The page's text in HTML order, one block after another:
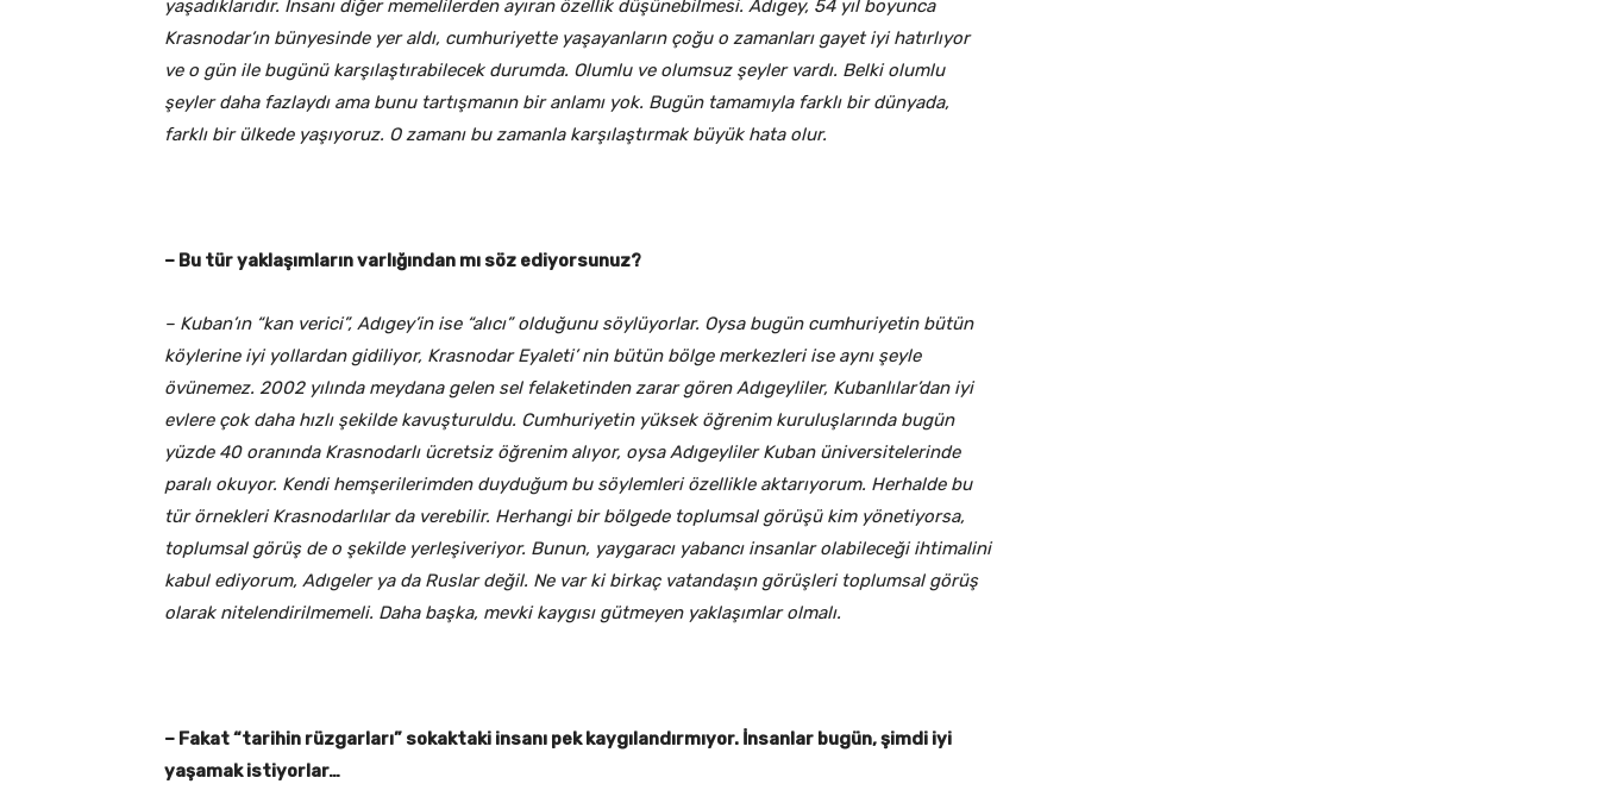
yaşadıklarıdır. İnsanı diğer memelilerden ayıran özellik düşünebilmesi. Adıgey, 54 yıl boyunca
Krasnodar’ın bünyesinde yer aldı, cumhuriyette yaşayanların çoğu o zamanları gayet iyi hatırlıyor
ve o gün ile bugünü karşılaştırabilecek durumda. Olumlu ve olumsuz şeyler vardı. Belki olumlu
şeyler daha fazlaydı ama bunu tartışmanın bir anlamı yok. Bugün tamamıyla farklı bir dünyada,
farklı bir ülkede yaşıyoruz. O zamanı bu zamanla karşılaştırmak büyük hata olur.
– Bu tür yaklaşımların varlığından mı söz ediyorsunuz?
– Kuban’ın “kan verici”, Adıgey’in ise “alıcı” olduğunu söylüyorlar. Oysa bugün cumhuriyetin bütün
köylerine iyi yollardan gidiliyor, Krasnodar Eyaleti’ nin bütün bölge merkezleri ise aynı şeyle
övünemez. 2002 yılında meydana gelen sel felaketinden zarar gören Adıgeyliler, Kubanlılar’dan iyi
evlere çok daha hızlı şekilde kavuşturuldu. Cumhuriyetin yüksek öğrenim kuruluşlarında bugün
yüzde 40 oranında Krasnodarlı ücretsiz öğrenim alıyor, oysa Adıgeyliler Kuban üniversitelerinde
paralı okuyor. Kendi hemşerilerimden duyduğum bu söylemleri özellikle aktarıyorum. Herhalde bu
tür örnekleri Krasnodarlılar da verebilir. Herhangi bir bölgede toplumsal görüşü kim yönetiyorsa,
toplumsal görüş de o şekilde yerleşiveriyor. Bunun, yaygaracı yabancı insanlar olabileceği ihtimalini
kabul ediyorum, Adıgeler ya da Ruslar değil. Ne var ki birkaç vatandaşın görüşleri toplumsal görüş
olarak nitelendirilmemeli. Daha başka, mevki kaygısı gütmeyen yaklaşımlar olmalı.
– Fakat “tarihin rüzgarları” sokaktaki insanı pek kaygılandırmıyor. İnsanlar bugün, şimdi iyi
yaşamak istiyorlar…